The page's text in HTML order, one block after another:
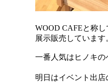
WOOD CAFEと称
展示販売しています
一番人気はヒノキの
明日はイベント出店